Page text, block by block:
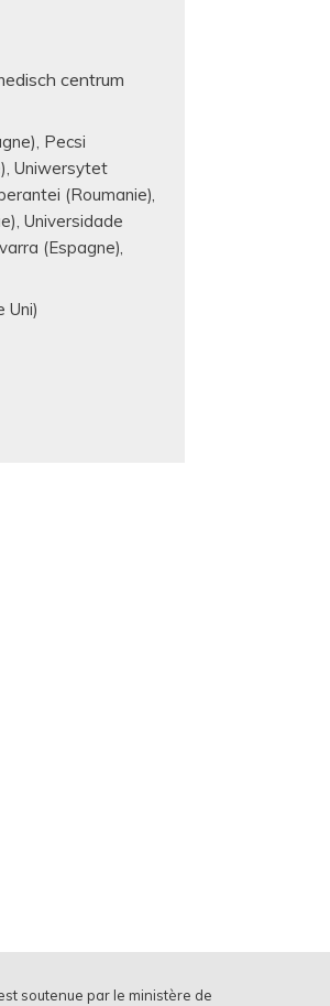
centrum
Pecsi
Uniwersytet
(Roumanie)
Universidade
(Espagne)
Uni)
soutenue par le ministère de